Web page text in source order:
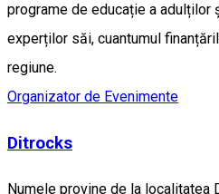
programe de educație a adulților
experților săi, cuantumul
regiune.
Organizator de Evenimente
Ditrocks
Numele provine de la localitatea